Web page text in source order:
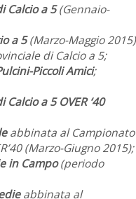
Calcio a 5(Gennaio-
a 5(Marzo-Maggio 2015)
di Calcio a 5;
Piccoli Amici;
a 5 OVER ‘40
abbinata al Campionato
(Marzo-Giugno 2015);
in Campo(periodo
abbinata al